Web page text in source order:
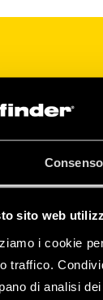
Consenso
sito web
i cookie
traffico.
di analisi
puede
S de 4box
tu entorno
los